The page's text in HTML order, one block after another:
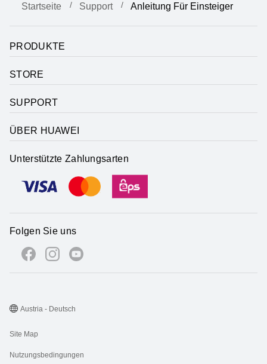
Startseite Support Anleitung Für Einsteiger
PRODUKTE
STORE
SUPPORT
ÜBER HUAWEI
Unterstützte Zahlungsarten
Folgen Sie uns
Site Map
Nutzungsbedingungen
Austria - Deutsch